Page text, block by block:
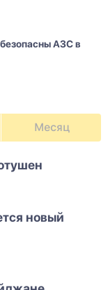
АЗС в
Месяц
новый